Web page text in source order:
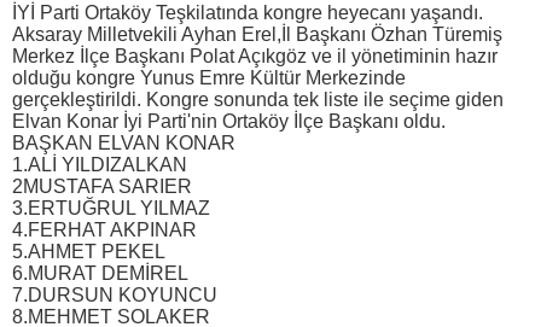
İYİ Parti Ortaköy Teşkilatında kongre heyecanı yaşandı.
Aksaray Milletvekili Ayhan Erel,İl Başkanı Özhan Türemiş
Merkez İlçe Başkanı Polat Açıkgöz ve il yönetiminin hazır
olduğu kongre Yunus Emre Kültür Merkezinde
gerçekleştirildi. Kongre sonunda tek liste ile seçime giden
Elvan Konar İyi Parti'nin Ortaköy İlçe Başkanı oldu.
BAŞKAN ELVAN KONAR
1.ALİ YILDIZALKAN
2MUSTAFA SARIER
3.ERTUĞRUL YILMAZ
4.FERHAT AKPINAR
5.AHMET PEKEL
6.MURAT DEMİREL
7.DURSUN KOYUNCU
8.MEHMET SOLAKER